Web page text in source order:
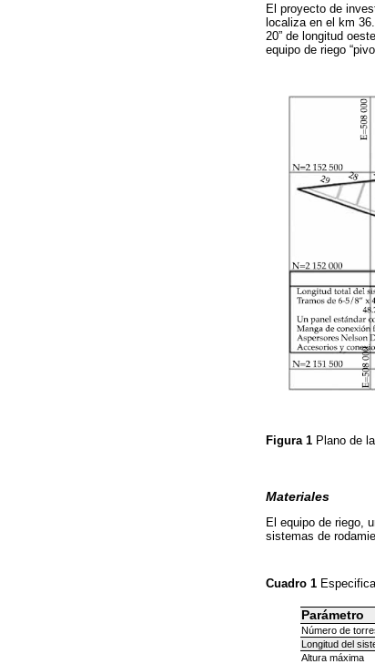
El proyecto de
localiza en el km
20” de longitud
equipo de riego
Figura 1 Plano de
Materiales
El equipo de riego,
sistemas de
Cuadro 1
Parámetro
Número de
Longitud del
Altura máxima